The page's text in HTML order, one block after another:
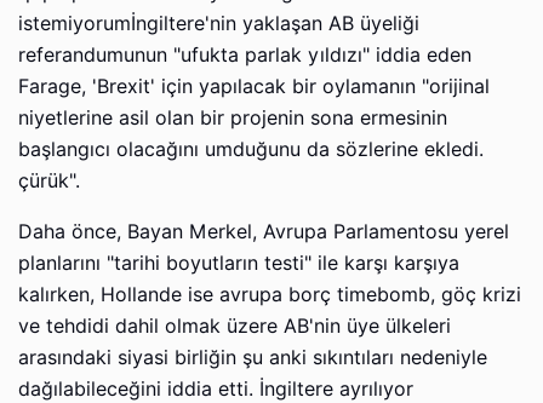
istemiyorumİngiltere'nin yaklaşan AB üyeliği
referandumunun "ufukta parlak yıldızı" iddia eden
Farage, 'Brexit' için yapılacak bir oylamanın "orijinal
niyetlerine asil olan bir projenin sona ermesinin
başlangıcı olacağını umduğunu da sözlerine ekledi.
çürük".
Daha önce, Bayan Merkel, Avrupa Parlamentosu yerel
planlarını "tarihi boyutların testi" ile karşı karşıya
kalırken, Hollande ise avrupa borç timebomb, göç krizi
ve tehdidi dahil olmak üzere AB'nin üye ülkeleri
arasındaki siyasi birliğin şu anki sıkıntıları nedeniyle
dağılabileceğini iddia etti. İngiltere ayrılıyor